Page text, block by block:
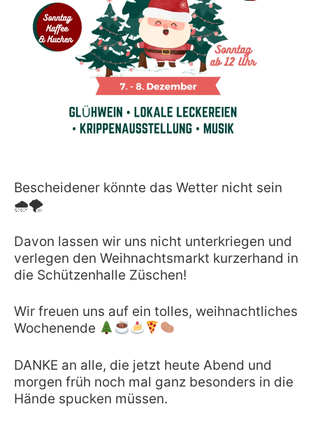
Bescheidener könnte das Wetter nicht sein
🌧🌪
Davon lassen wir uns nicht unterkriegen und
verlegen den Weihnachtsmarkt kurzerhand in
die Schützenhalle Züschen!
Wir freuen uns auf ein tolles, weihnachtliches
Wochenende
DANKE an alle, die jetzt heute Abend und
morgen früh noch mal ganz besonders in die
Hände spucken müssen.